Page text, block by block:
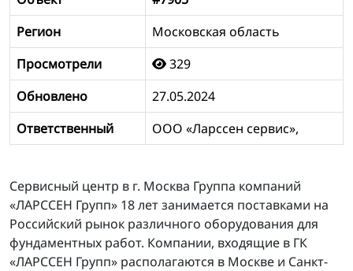
Регион
Московская область
Просмотрели
329
Обновлено
27.05.2024
Ответственный
ООО «Ларссен сервис»,
Сервисный центр в г. Москва Группа компаний
«ЛАРССЕН Групп» 18 лет занимается поставками на
Российский рынок различного оборудования для
фундаментных работ. Компании, входящие в ГК
«ЛАРССЕН Групп» располагаются в Москве и Санкт-